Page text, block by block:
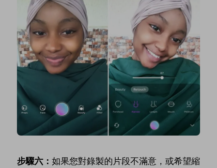
步驟六： 如果您對錄製的片段不滿意，或希望縮